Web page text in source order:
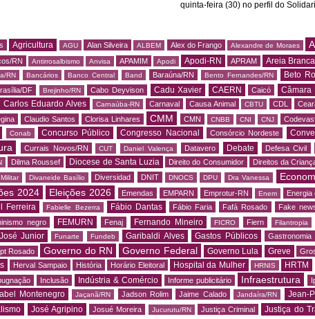
quinta-feira (30) no perfil do
Agricultura AGU Alan Silveira ALBEM Alex do Frango Alexandre de Moraes
RN Antirrosalbismo Anvisa APAMIM Apodi Apodi-RN APRAM Areia
RN Bancários Banco Central Band Baraúna/RN Bento Fernandes/RN Beto
DF Brejinho/RN Cabo Deyvison Cadu Xavier CAERN Caicó Câmara
Carlos Eduardo Alves Carnaúba-RN Carnaval Causa Animal CBTU CDL
Claudio Santos Clorisa Linhares CMM CMN CNBB CNI CNJ
Conab Concurso Público Congresso Nacional Consórcio Nordeste
Currais Novos/RN CUT Daniel Valença Datavero Debate Defesa Civil
Dilma Roussef Diocese de Santa Luzia Direito do Consumidor Direitos da
Divaneide Basílio Diversidad DNIT DNOCS DPU Dra Vanessa
2024 Eleições 2026 Emendas EMPARN Emprotur-RN Enem Energia
Ferreira Fabielle Bezerra Fábio Dantas Fábio Faria Fafá Rosado Fake
negro FEMURN Fenaj Fernando Mineiro FICRO Fiern Filantropia
Junior Funarte Fundeb Garibaldi Alves Gastos Públicos Gastronomia
Rosado Governo do RN Governo Federal Governo Lula Greve
Herval Sampaio História Horário Eleitoral Hospital da Mulher HRNIS HRTM
Inclusão Indústria & Comércio Informe publicitário Infraestrutura
Montenegro Jaçanã/RN Jadson Rolim Jaime Calado Jandaíra/RN Jean-
José Agripino Josué Moreira Jucurutu/RN Justiça Criminal Justiça do